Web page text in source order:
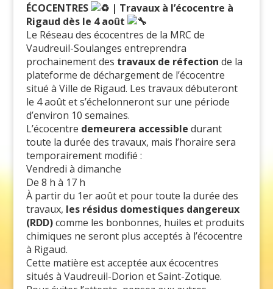
ÉCOCENTRES
| Travaux à l’écocentre à
Rigaud dès le 4 août
Le Réseau des écocentres de la MRC de
Vaudreuil-Soulanges entreprendra
prochainement des travaux de réfection de la
plateforme de déchargement de l’écocentre
situé à Ville de Rigaud. Les travaux débuteront
le 4 août et s’échelonneront sur une période
d’environ 10 semaines.
L’écocentre demeurera accessible durant
toute la durée des travaux, mais l’horaire sera
temporairement modifié :
Vendredi à dimanche
De 8 h à 17 h
À partir du 1er août et pour toute la durée des
travaux, les résidus domestiques dangereux
(RDD)comme les bonbonnes, huiles et produits
chimiques ne seront plus acceptés à l’écocentre
à Rigaud.
Cette matière est acceptée aux écocentres
situés à Vaudreuil-Dorion et Saint-Zotique.